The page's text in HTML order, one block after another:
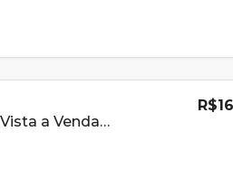
Lote de 258,82m² com Linda Vista a Venda em Cambui MG